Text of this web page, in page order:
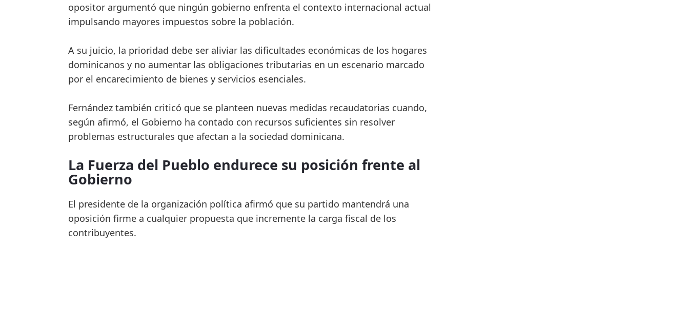
opositor argumentó que ningún gobierno enfrenta el contexto internacional actual
impulsando mayores impuestos sobre la población.
A su juicio, la prioridad debe ser aliviar las dificultades económicas de los hogares
dominicanos y no aumentar las obligaciones tributarias en un escenario marcado
por el encarecimiento de bienes y servicios esenciales.
Fernández también criticó que se planteen nuevas medidas recaudatorias cuando,
según afirmó, el Gobierno ha contado con recursos suficientes sin resolver
problemas estructurales que afectan a la sociedad dominicana.
La Fuerza del Pueblo endurece su posición frente al
Gobierno
El presidente de la organización política afirmó que su partido mantendrá una
oposición firme a cualquier propuesta que incremente la carga fiscal de los
contribuyentes.